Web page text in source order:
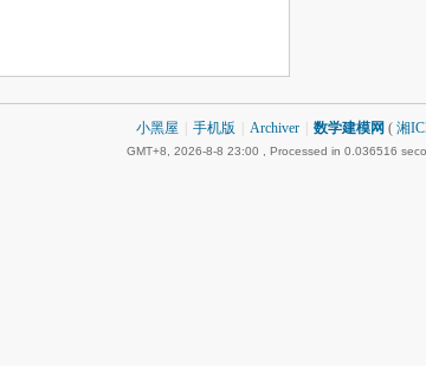
小黑屋 手机版 Archiver 数学建模网 ( 湘
GMT+8, 2026-8-8 23:00 , Processed in 0.036516